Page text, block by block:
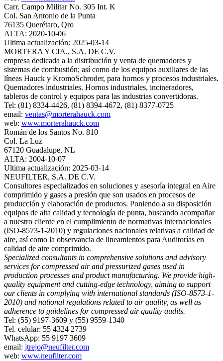
Carr. Campo Militar No. 305 Int. K
Col. San Antonio de la Punta
76135 Querétaro, Qro
ALTA: 2020-10-06
Ultima actualización: 2025-03-14
MORTERA Y CIA., S.A. DE C.V.
empresa dedicada a la distribución y venta de quemadores y
sistemas de combustión; así como de los equipos auxiliares de las
líneas Hauck y KromoSchroder, para hornos y procesos industriales.
Quemadores industriales. Hornos industriales, incineradores,
tableros de control y equipos para las industrias convertidoras.
Tel: (81) 8334-4426, (81) 8394-4672, (81) 8377-0725
email: ventas@morterahauck.com
web: www.morterahauck.com
Román de los Santos No. 810
Col. La Luz
67120 Guadalupe, NL
ALTA: 2004-10-07
Ultima actualización: 2025-03-14
NEUFILTER, S.A. DE C.V.
Consultores especializados en soluciones y asesoría integral en Aire
comprimido y gases a presión que son usados en procesos de
producción y elaboración de productos. Poniendo a su disposición
equipos de alta calidad y tecnología de punta, buscando acompañar
a nuestro cliente en el cumplimiento de normativas internacionales
(ISO-8573-1-2010) y regulaciones nacionales relativas a calidad de
aire, así como la observancia de lineamientos para Auditorías en
calidad de aire comprimido.
Specialized consultants in comprehensive solutions and advisory
services for compressed air and pressurized gases used in
production processes and product manufacturing. We provide high-
quality equipment and cutting-edge technology, aiming to support
our clients in complying with international standards (ISO-8573-1-
2010) and national regulations related to air quality, as well as
adherence to guidelines for compressed air quality audits.
Tel: (55) 9197-3609 y (55) 9559-1340
Tel. celular: 55 4324 2739
WhatsApp: 55 9197 3609
email: jtrejo@neufilter.com
web: www.neufilter.com